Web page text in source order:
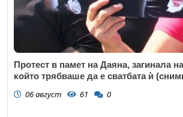
Протест в памет на Даяна, загинала
който трябваше да е сватбата ѝ
06 август 61 0